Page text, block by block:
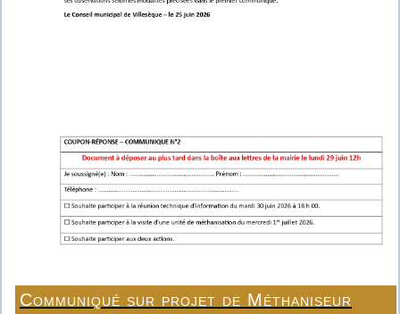
Communiqué sur projet de Méthaniseur